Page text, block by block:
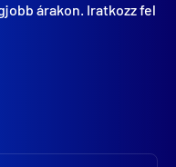
árakon. Iratkozz fel